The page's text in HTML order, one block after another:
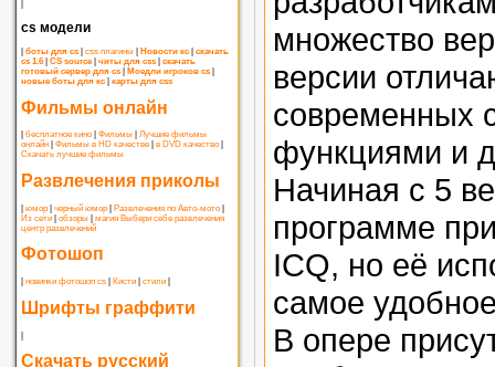
cs модели
боты для cs css плагины Новости кс
скачать
cs 1.6| CS source| читы для css
скачать
готовый сервер для cs
Моедли игроков cs
новые боты для кс
карты для css
Фильмы онлайн
бесплатное кино Фильмы
Лучшие фильмы
онлайн
Фильмы в HD качестве в DVD качество
Скачать лучшие фильмы
Развлечения приколы
юмор черный юмор Развлечения по Авто-мото
Из сети
обзоры магия Выбери себе развлечения
центр развлечений
Фотошоп
новинки фотошоп cs Кисти стили
Шрифты граффити
|
Скачать русский
множество
версии
современных
функциями и
Начиная с 5
программе
ICQ, но её
самое
В опере